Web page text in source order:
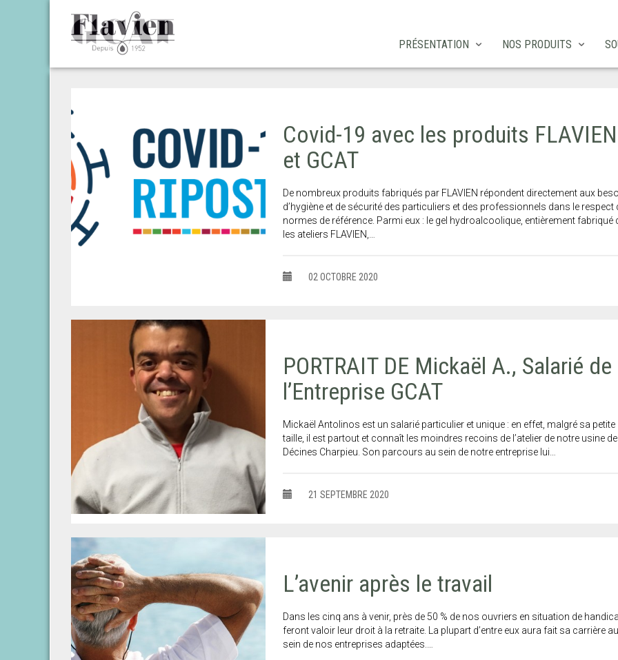
PRÉSENTATION NOS PRODUITS
Covid-19 avec les produits FLAVIEN
et GCAT
De nombreux produits fabriqués par FLAVIEN répondent directement aux
d’hygiène et de sécurité des particuliers et des professionnels dans le respect
normes de référence. Parmi eux : le gel hydroalcoolique, entièrement fabriqué
les ateliers FLAVIEN,…
02 OCTOBRE 2020
PORTRAIT DE Mickaël A., Salarié de
l’Entreprise GCAT
Mickaël Antolinos est un salarié particulier et unique : en effet, malgré sa petite
taille, il est partout et connaît les moindres recoins de l’atelier de notre usine de
Décines Charpieu. Son parcours au sein de notre entreprise lui…
21 SEPTEMBRE 2020
L’avenir après le travail
Dans les cinq ans à venir, près de 50 % de nos ouvriers en situation de
feront valoir leur droit à la retraite. La plupart d’entre eux aura fait sa carrière au
sein de nos entreprises adaptées.…